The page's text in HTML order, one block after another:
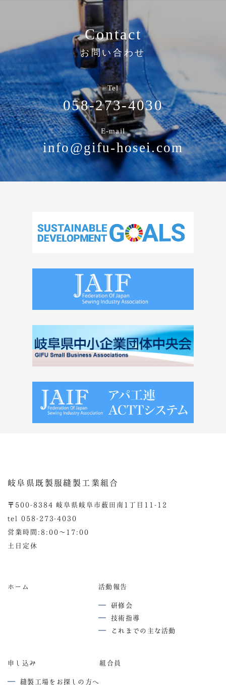
Contact
お問い合わせ
Tel
058-273-4030
E-mail
info@gifu-hosei.com
岐阜県既製服縫製工業組合
〒500-8384 岐阜県岐阜市薮田南1丁目11-12
tel 058-273-4030
営業時間:8:00〜17:00
土日定休
ホーム 活動報告
研修会
技術指導
これまでの主な活動
申し込み
縫製工場をお探しの方へ
組合員